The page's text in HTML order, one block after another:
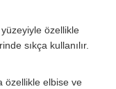
özellikle
sıkça kullanılır.
özellikle elbise ve